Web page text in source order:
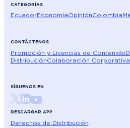
CATEGORÍAS
EcuadorEconomíaOpiniónColombia
CONTÁCTENOS
Promoción y Licencias de Contenido
DistribuciónColaboración Corporativa
SÍGUENOS EN
DESCARGAR APP
Derechos de Distribución